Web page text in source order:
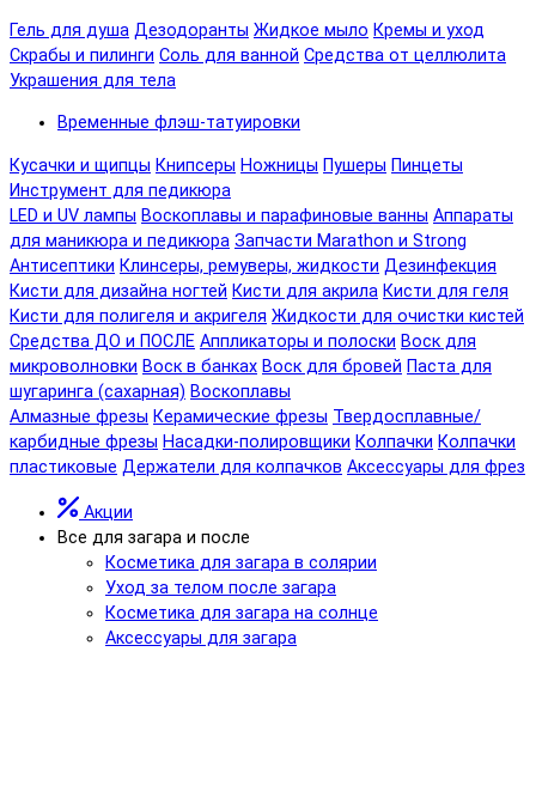
Гель для душа Дезодоранты Жидкое мыло Кремы и уход
Скрабы и пилинги Соль для ванной Средства от целлюлита
Украшения для тела
Временные флэш-татуировки
Кусачки и щипцы Книпсеры Ножницы Пушеры Пинцеты
Инструмент для педикюра
LED и UV лампы Воскоплавы и парафиновые ванны Аппараты
для маникюра и педикюра Запчасти Marathon и Strong
Антисептики Клинсеры, ремуверы, жидкости Дезинфекция
Кисти для дизайна ногтей Кисти для акрила Кисти для геля
Кисти для полигеля и акригеля Жидкости для очистки кистей
Средства ДО и ПОСЛЕ Аппликаторы и полоски Воск для
микроволновки Воск в банках Воск для бровей Паста для
шугаринга (сахарная) Воскоплавы
Алмазные фрезы Керамические фрезы Твердосплавные/
карбидные фрезы Насадки-полировщики Колпачки Колпачки
пластиковые Держатели для колпачков Аксессуары для фрез
Акции
Все для загара и после
Косметика для загара в солярии
Уход за телом после загара
Косметика для загара на солнце
Аксессуары для загара